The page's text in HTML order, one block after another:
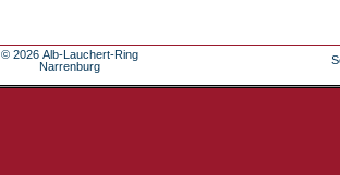
© 2026 Alb-Lauchert-Ring
Narrenburg